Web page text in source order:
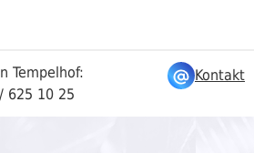
Tempelhof:
625 10 25
Kontakt